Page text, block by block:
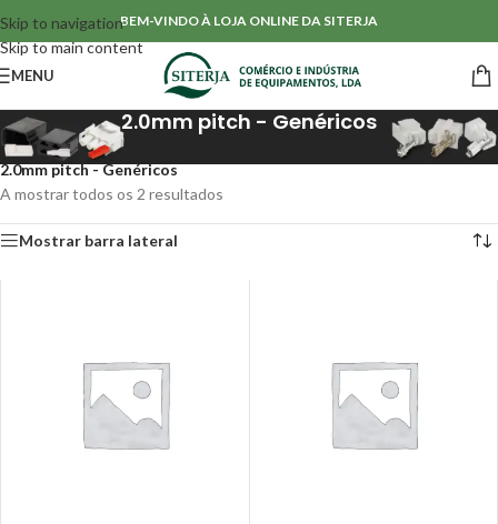
Skip to navigation
Skip to main content
BEM-VINDO À LOJA ONLINE DA SITERJA
MENU
2.0mm pitch - Genéricos
Início/Conectores & Isoladores Conectores IDC (Fio-a-PCB)/
2.0mm pitch - Genéricos
A mostrar todos os 2 resultados
Mostrar barra lateral